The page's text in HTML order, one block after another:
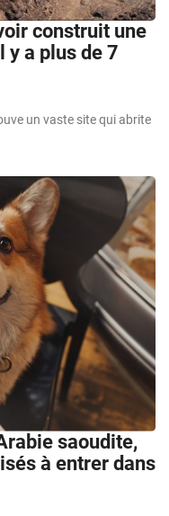
construit une
y a plus de 7
un vaste site qui abrite
saoudite,
à entrer dans